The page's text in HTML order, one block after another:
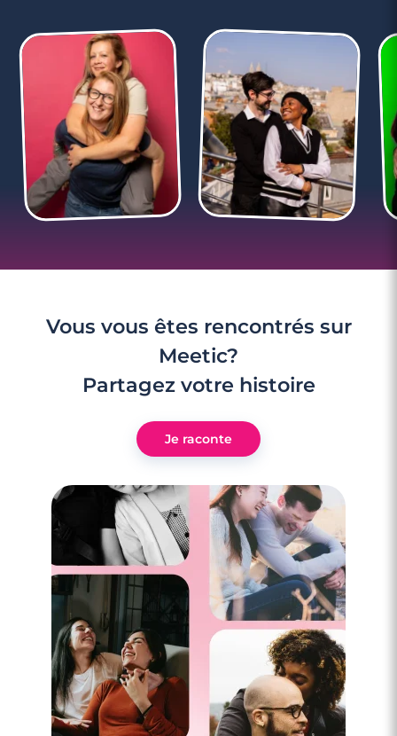
3 minutes
Rencontre à Outreau
4 minutes
Rencontre à Avion
Vous vous êtes rencontrés sur
Meetic?
Partagez votre histoire
Je raconte